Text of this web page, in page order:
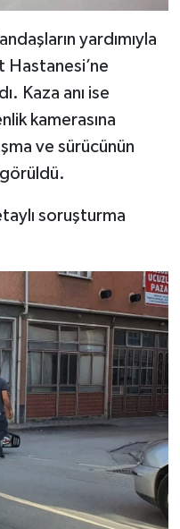
yardımıyla
Kaza anı ise
kamerasına
ve sürücünün
soruşturma